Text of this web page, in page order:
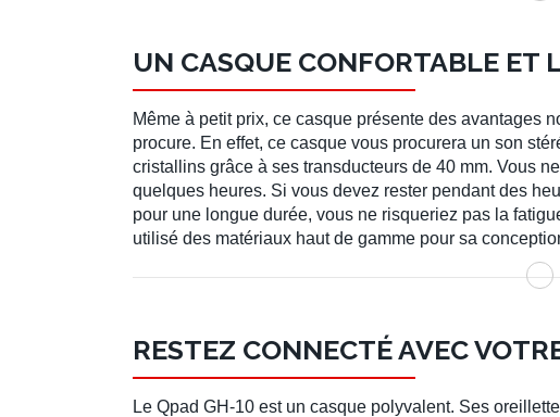
UN CASQUE CONFORTABLE ET
Même à petit prix, ce casque présente des avantages
procure. En effet, ce casque vous procurera un son
cristallins grâce à ses transducteurs de 40 mm. Vous
quelques heures. Si vous devez rester pendant des
pour une longue durée, vous ne risqueriez pas la
utilisé des matériaux haut de gamme pour sa
RESTEZ CONNECTÉ AVEC
Le Qpad GH-10 est un casque polyvalent. Ses